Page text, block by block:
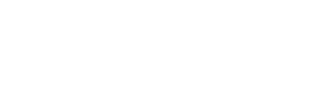
імбир мелений), шматочки курячі –
екстракт, емульгатор лецитин,